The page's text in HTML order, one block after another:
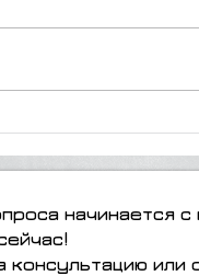
супругов"
начинается с
консультацию или